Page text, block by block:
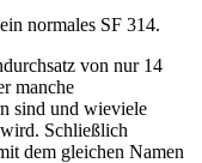
normales SF 314.
von nur 14
manche
sind und wieviele
Schließlich
dem gleichen Namen